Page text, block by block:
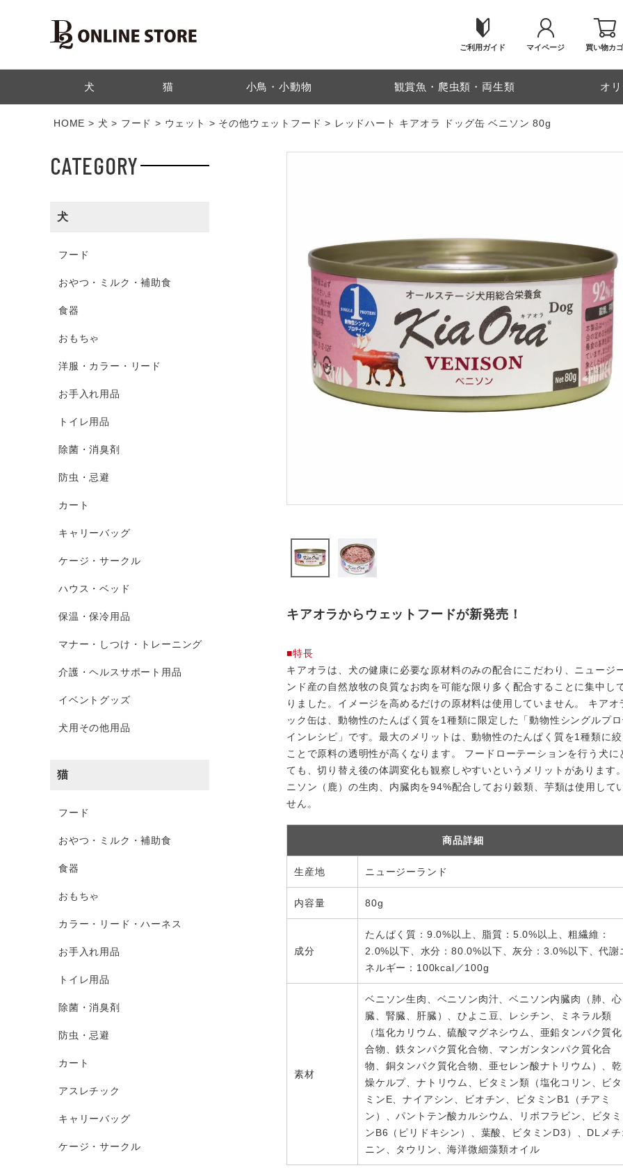
ご利用ガイド マイページ 買い物カゴ
検索
犬 猫 小鳥・小動物 観賞魚・爬虫類・両生類 オ
HOME 犬 フード ウェット その他ウェットフード レッドハート キアオラ ドッグ缶 ベニソン 80g
CATEGORY
犬
フード
おやつ・ミルク・補助食
食器
おもちゃ
洋服・カラー・リード
お手入れ用品
トイレ用品
除菌・消臭剤
防虫・忌避
カート
キャリーバッグ
ケージ・サークル
ハウス・ベッド
保温・保冷用品
マナー・しつけ・トレーニング
介護・ヘルスサポート用品
イベントグッズ
犬用その他用品
猫
フード
おやつ・ミルク・補助食
食器
おもちゃ
カラー・リード・ハーネス
お手入れ用品
トイレ用品
除菌・消臭剤
防虫・忌避
カート
アスレチック
キャリーバッグ
ケージ・サークル
キアオラからウェットフードが新発売！
■特長
キアオラは、犬の健康に必要な原材料のみの配合にこだわり、ニュージ
ンド産の自然放牧の良質なお肉を可能な限り多く配合することに集中し
りました。イメージを高めるだけの原材料は使用していません。 キアオ
ック缶は、動物性のたんぱく質を1種類に限定した「動物性シングルプ
インレシピ」です。最大のメリットは、動物性のたんぱく質を1種類に
ことで原料の透明性が高くなります。 フードローテーションを行う犬に
ても、切り替え後の体調変化も観察しやすいというメリットがあります
ニソン（鹿）の生肉、内臓肉を94%配合しており穀類、芋類は使用して
せん。
商品詳細
生産地 ニュージーランド
内容量 80g
成分
たんぱく質：9.0%以上、脂質：5.0%以上、粗繊維：
2.0%以下、水分：80.0%以下、灰分：3.0%以下、代謝
ネルギー：100kcal／100g
素材
ベニソン生肉、ベニソン肉汁、ベニソン内臓肉（肺、心
臓、腎臓、肝臓）、ひよこ豆、レシチン、ミネラル類
（塩化カリウム、硫酸マグネシウム、亜鉛タンパク質化
合物、鉄タンパク質化合物、マンガンタンパク質化合
物、銅タンパク質化合物、亜セレン酸ナトリウム）、乾
燥ケルプ、ナトリウム、ビタミン類（塩化コリン、ビタ
ミンE、ナイアシン、ビオチン、ビタミンB1（チアミ
ン）、パントテン酸カルシウム、リボフラビン、ビタミ
ンB6（ピリドキシン）、葉酸、ビタミンD3）、DLメ
ニン、タウリン、海洋微細藻類オイル